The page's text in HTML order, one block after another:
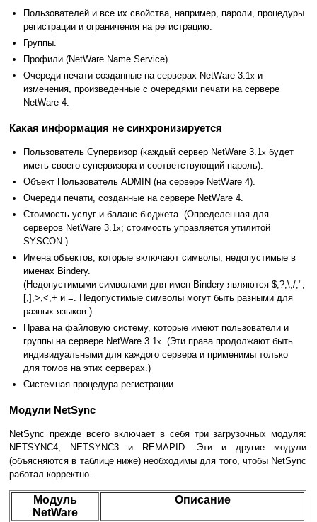
Пользователей и все их свойства, например, пароли, процедуры
регистрации и ограничения на регистрацию.
Группы.
Профили (NetWare Name Service).
Очереди печати созданные на серверах NetWare 3.1x и
изменения, произведенные с очередями печати на сервере
NetWare 4.
Какая информация не синхронизируется
Пользователь Супервизор (каждый сервер NetWare 3.1x будет
иметь своего супервизора и соответствующий пароль).
Объект Пользователь ADMIN (на сервере NetWare 4).
Очереди печати, созданные на сервере NetWare 4.
Стоимость услуг и баланс бюджета. (Определенная для
серверов NetWare 3.1x; стоимость управляется утилитой
SYSCON.)
Имена объектов, которые включают символы, недопустимые в
именах Binderу.
(Недопустимыми символами для имен Bindery являются $,?,\,/,",
[,],>,<,+ и =. Недопустимые символы могут быть разными для
разных языков.)
Права на файловую систему, которые имеют пользователи и
группы на сервере NetWare 3.1x
. (Эти права продолжают быть
индивидуальными для каждого сервера и применимы только
для томов на этих серверах.)
Системная процедура регистрации.
Модули NetSync
NetSync прежде всего включает в себя три загрузочных модуля:
NETSYNC4, NETSYNC3 и REMAPID. Эти и другие модули
(объясняются в таблице ниже) необходимы для того, чтобы NetSync
работал корректно.
Модуль
NetWare
Описание